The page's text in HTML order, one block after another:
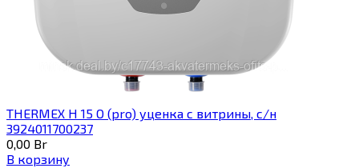
THERMEX H 15 O (pro) уценка с витрины, с/н
3924011700237
0,00 Br
В корзину